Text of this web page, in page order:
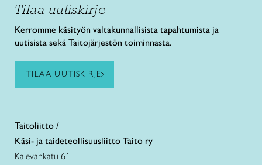
Tilaa uutiskirje
Kerromme käsityön valtakunnallisista tapahtumista ja
uutisista sekä Taitojärjestön toiminnasta.
TILAA UUTISKIRJE
Taitoliitto /
Käsi- ja taideteollisuusliitto Taito ry
Kalevankatu 61